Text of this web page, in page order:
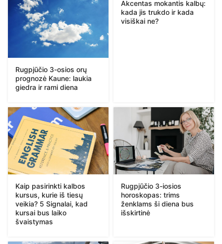
Rugpjūčio 3-osios orų
prognozė Kaune: laukia
giedra ir rami diena
Akcentas mokantis kalbų:
kada jis trukdo ir kada
visiškai ne?
Kaip pasirinkti kalbos
kursus, kurie iš tiesų
veikia? 5 Signalai, kad
kursai bus laiko
švaistymas
Rugpjūčio 3-iosios
horoskopas: trims
ženklams ši diena bus
išskirtinė